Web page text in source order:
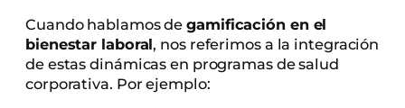
Cuando hablamos degamificación en el
bienestar laboral, nos referimos a la integración
de estas dinámicas en programas de salud
corporativa. Por ejemplo: